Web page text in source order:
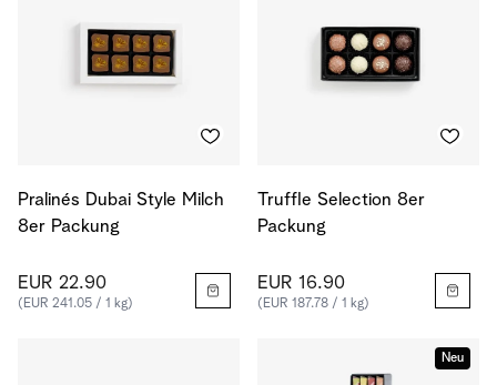
Pralinés Dubai Style Milch
8er Packung
EUR 22.90
(EUR 241.05 / 1 kg)
Truffle Selection 8er
Packung
EUR 16.90
(EUR 187.78 / 1 kg)
Neu